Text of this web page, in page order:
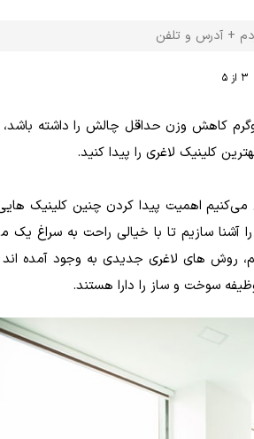
+ آدرس و تلفن
3 از 5
کاهش وزن حداقل چالش را داشته باشد،
کلینیک لاغری را پیدا کنید.
اهمیت پیدا کردن چنین کلینیک
سازیم تا با خیالی راحت به سراغ یک
روش های لاغری جدیدی به وجود آمده
سوخت و ساز را دارا هستند.